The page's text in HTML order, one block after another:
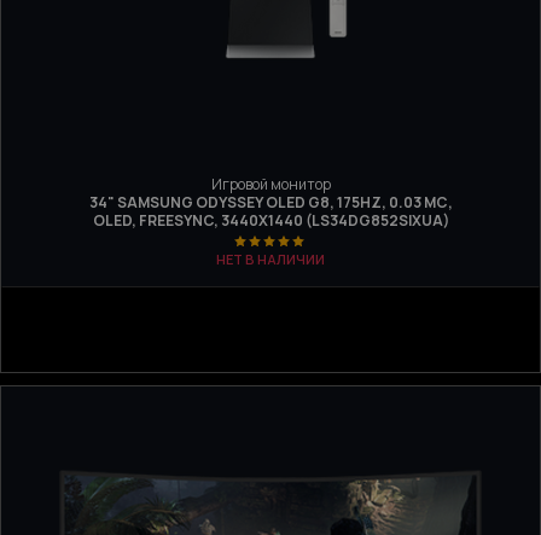
Игровой монитор
34" SAMSUNG ODYSSEY OLED G8, 175HZ, 0.03 МС,
OLED, FREESYNC, 3440X1440 (LS34DG852SIXUA)
НЕТ В НАЛИЧИИ